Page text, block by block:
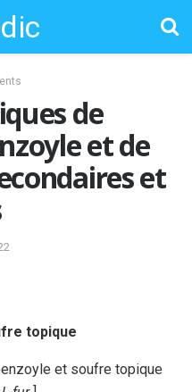
de
et de
et
topique
et soufre topique